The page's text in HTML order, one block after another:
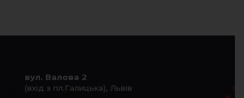
вул. Валова 2
(вхід з пл.Галицька), Львів